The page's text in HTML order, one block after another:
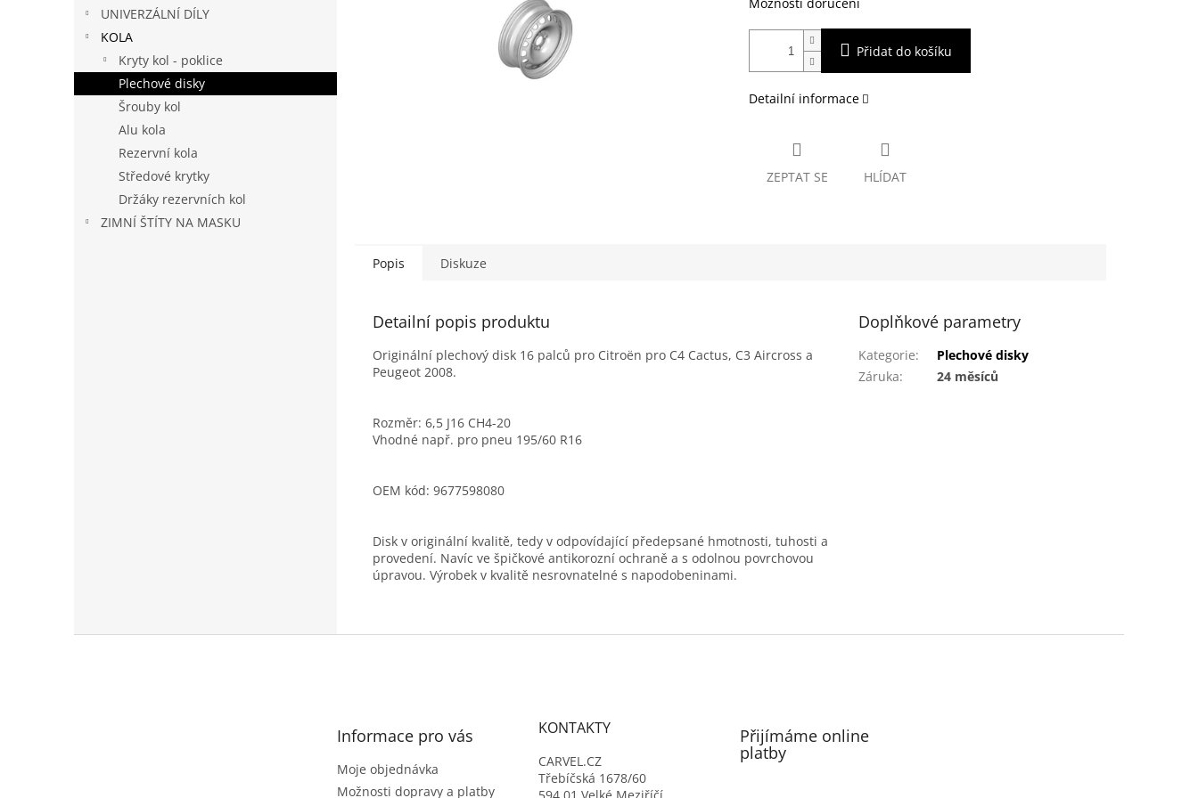
UNIVERZÁLNÍ DÍLY
KOLA
Kryty kol - poklice
Plechové disky
Šrouby kol
Alu kola
Rezervní kola
Středové krytky
Držáky rezervních kol
ZIMNÍ ŠTÍTY NA MASKU
Možnosti doručení
Přidat do košíku
Detailní informace
ZEPTAT SE HLÍDAT
Popis Diskuze
Detailní popis produktu
Originální plechový disk 16 palců pro Citroën pro C4 Cactus, C3 Aircross a
Peugeot 2008.
Rozměr: 6,5 J16 CH4-20
Vhodné např. pro pneu 195/60 R16
OEM kód: 9677598080
Disk v originální kvalitě, tedy v odpovídající předepsané hmotnosti, tuhosti a
provedení. Navíc ve špičkové antikorozní ochraně a s odolnou povrchovou
úpravou. Výrobek v kvalitě nesrovnatelné s napodobeninami.
Doplňkové parametry
Kategorie:
Plechové disky
Záruka: 24 měsíců
Informace pro vás
Moje objednávka
Možnosti dopravy a platby
KONTAKTY
CARVEL.CZ
Třebíčská 1678/60
594 01 Velké Meziříčí
Přijímáme online
platby